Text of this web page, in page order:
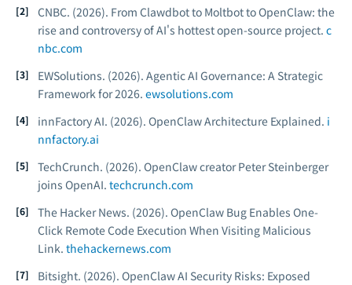
CNBC. (2026). From Clawdbot to Moltbot to OpenClaw: the
rise and controversy of AI's hottest open-source project. c
nbc.com
EWSolutions. (2026). Agentic AI Governance: A Strategic
Framework for 2026. ewsolutions.com
innFactory AI. (2026). OpenClaw Architecture Explained. i
nnfactory.ai
TechCrunch. (2026). OpenClaw creator Peter Steinberger
joins OpenAI. techcrunch.com
The Hacker News. (2026). OpenClaw Bug Enables One-
Click Remote Code Execution When Visiting Malicious
Link. thehackernews.com
Bitsight. (2026). OpenClaw AI Security Risks: Exposed